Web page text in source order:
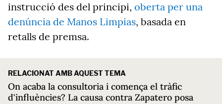
instrucció des del principi, oberta per una
denúncia de Manos Limpias, basada en
retalls de premsa.
RELACIONAT AMB AQUEST TEMA
On acaba la consultoria i comença el tràfic
d'influències? La causa contra Zapatero posa